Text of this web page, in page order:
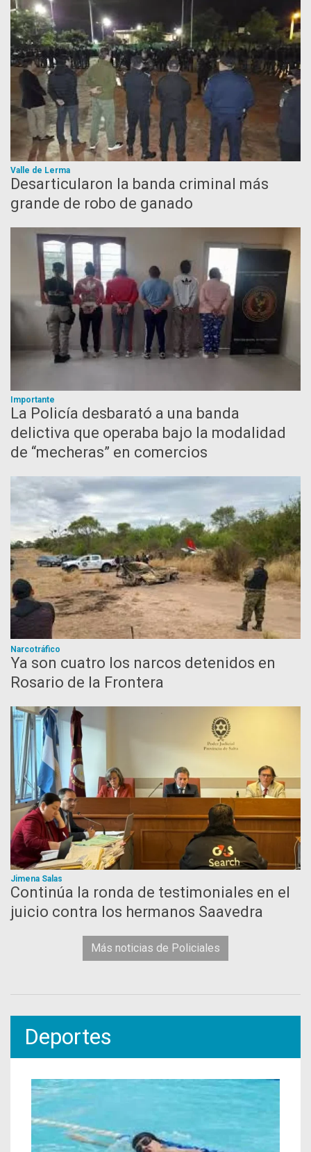
Valle de Lerma
Desarticularon la banda criminal más
grande de robo de ganado
Importante
La Policía desbarató a una banda
delictiva que operaba bajo la modalidad
de “mecheras” en comercios
Narcotráfico
Ya son cuatro los narcos detenidos en
Rosario de la Frontera
Jimena Salas
Continúa la ronda de testimoniales en el
juicio contra los hermanos Saavedra
Más noticias de Policiales
Deportes